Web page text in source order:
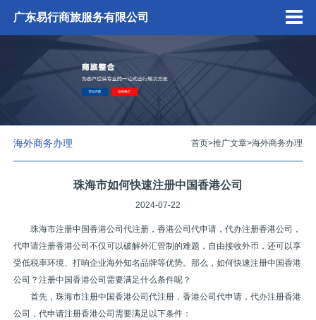
广东易行商旅服务有限公司
海外商务办理 首页>推广文章>海外商务办理
珠海市如何快速注册中国香港公司
2024-07-22
珠海市注册中国香港公司代注册，香港公司代申请，代办注册香港公司，
代申请注册香港公司不仅可以破解外汇管制的难题，自由接收外币，还可以享
受低税率环境、打响企业海外知名品牌等优势。那么，如何快速注册中国香港
公司？注册中国香港公司需要满足什么条件呢？
首先，珠海市注册中国香港公司代注册，香港公司代申请，代办注册香港
公司，代申请注册香港公司需要满足以下条件：